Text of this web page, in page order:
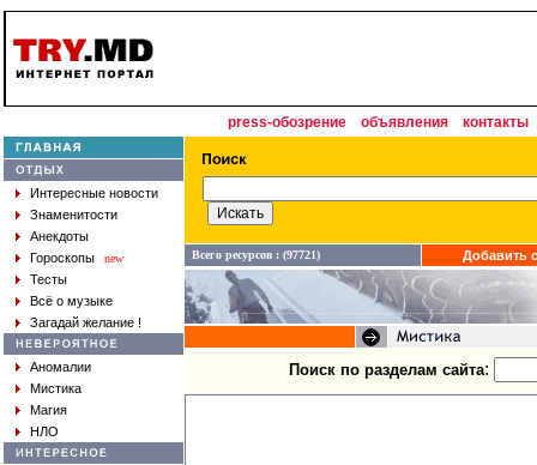
press-обозрение объявления контакты
Интересные новости
Знаменитости
Анекдоты
Гороскопы
new
Тесты
Всё о музыке
Загадай желание !
Аномалии
Мистика
Магия
НЛО
Всего ресурсов : (97721) Добавить
Поиск по разделам сайта: